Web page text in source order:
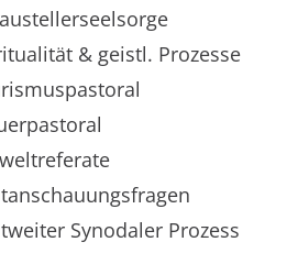
& geistl. Prozesse
Synodaler Prozess